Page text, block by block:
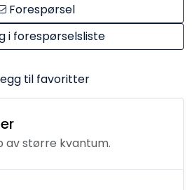
Forespørsel
i forespørselsliste
til favoritter
av større kvantum.